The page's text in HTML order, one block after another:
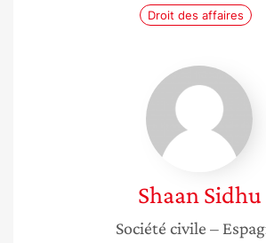
Droit des affaires
Shaan
Sidhu
Shaan Sidhu
Société civile –